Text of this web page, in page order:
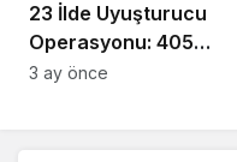
23 İlde Uyuşturucu
Operasyonu: 405
Gözaltı!
3 ay önce